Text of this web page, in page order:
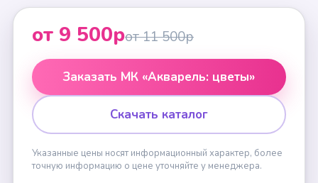
от 9 500рот 11 500р
Заказать МК «Акварель: цветы»
Скачать каталог
Указанные цены носят информационный характер, более
точную информацию о цене уточняйте у менеджера.